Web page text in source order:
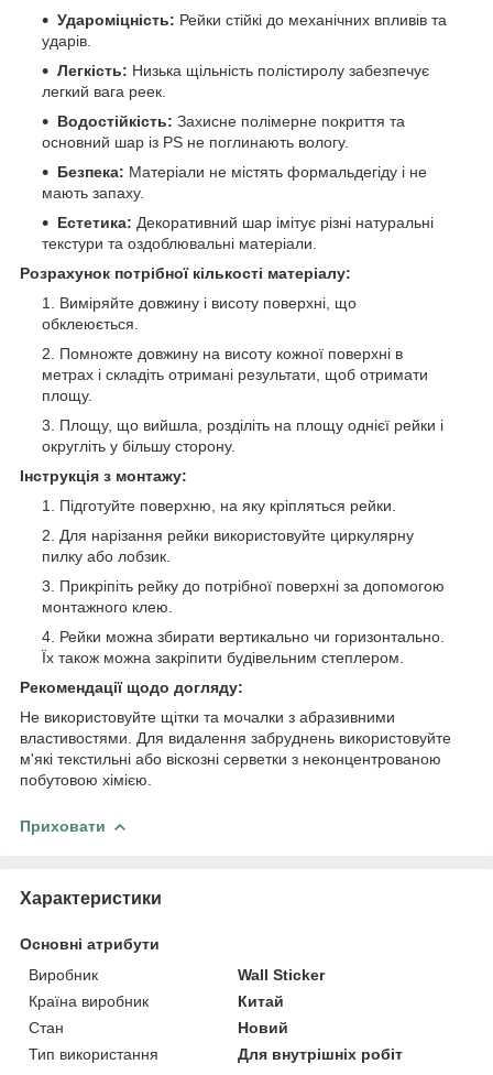
Удароміцність: Рейки стійкі до механічних впливів та
ударів.
Легкість: Низька щільність полістиролу забезпечує
легкий вага реек.
Водостійкість: Захисне полімерне покриття та
основний шар із PS не поглинають вологу.
Безпека: Матеріали не містять формальдегіду і не
мають запаху.
Естетика: Декоративний шар імітує різні натуральні
текстури та оздоблювальні матеріали.
Розрахунок потрібної кількості матеріалу:
Виміряйте довжину і висоту поверхні, що
обклеюється.
Помножте довжину на висоту кожної поверхні в
метрах і складіть отримані результати, щоб отримати
площу.
Площу, що вийшла, розділіть на площу однієї рейки і
округліть у більшу сторону.
Інструкція з монтажу:
Підготуйте поверхню, на яку кріпляться рейки.
Для нарізання рейки використовуйте циркулярну
пилку або лобзик.
Прикріпіть рейку до потрібної поверхні за допомогою
монтажного клею.
Рейки можна збирати вертикально чи горизонтально.
Їх також можна закріпити будівельним степлером.
Рекомендації щодо догляду:
Не використовуйте щітки та мочалки з абразивними
властивостями. Для видалення забруднень використовуйте
м'які текстильні або віскозні серветки з неконцентрованою
побутовою хімією.
Приховати
Характеристики
Основні атрибути
Виробник
Wall Sticker
Країна виробник
Китай
Стан
Новий
Тип використання
Для внутрішніх робіт